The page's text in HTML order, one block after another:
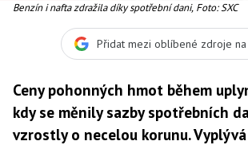
Benzín i nafta zdražila díky spotřební dani, Foto: SXC
Přidat mezi oblíbené zdroje
Ceny pohonných hmot během
kdy se měnily sazby spotřebních
vzrostly o necelou korunu.